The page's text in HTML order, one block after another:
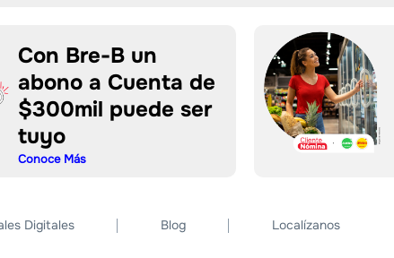
Con Bre-B un
abono a Cuenta de
$300mil puede ser
tuyo
Conoce Más
Digitales Blog Localízanos